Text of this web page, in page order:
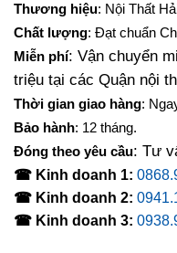
là:
Thương hiệu: Nội Thất
Chất lượng: Đạt chuẩn
Miễn phí: Vận chuyển
triệu tại các Quận nội
Thời gian giao hàng:
Bảo hành: 12 tháng.
Đóng theo yêu cầu: Tư
☎ Kinh doanh 1:
☎ Kinh doanh 2:
☎ Kinh doanh 3: